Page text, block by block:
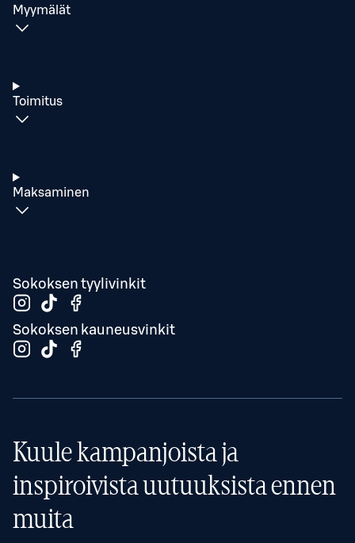
Myymälät
Toimitus
Maksaminen
Sokoksen tyylivinkit
Sokoksen kauneusvinkit
Kuule kampanjoista ja
inspiroivista uutuuksista ennen
muita